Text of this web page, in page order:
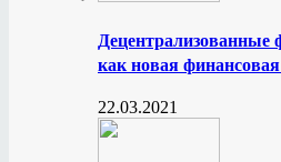
как новая финансовая
22.03.2021